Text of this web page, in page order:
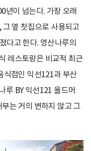
년이 넘는다. 가장 오래
옆 찻집으로 사용되고
다고 한다. 영산나루의
레스토랑은 비교적 최근
식점인 익선121과 부산
루 BY 익선121 올드머
는 거의 변하지 않고 그